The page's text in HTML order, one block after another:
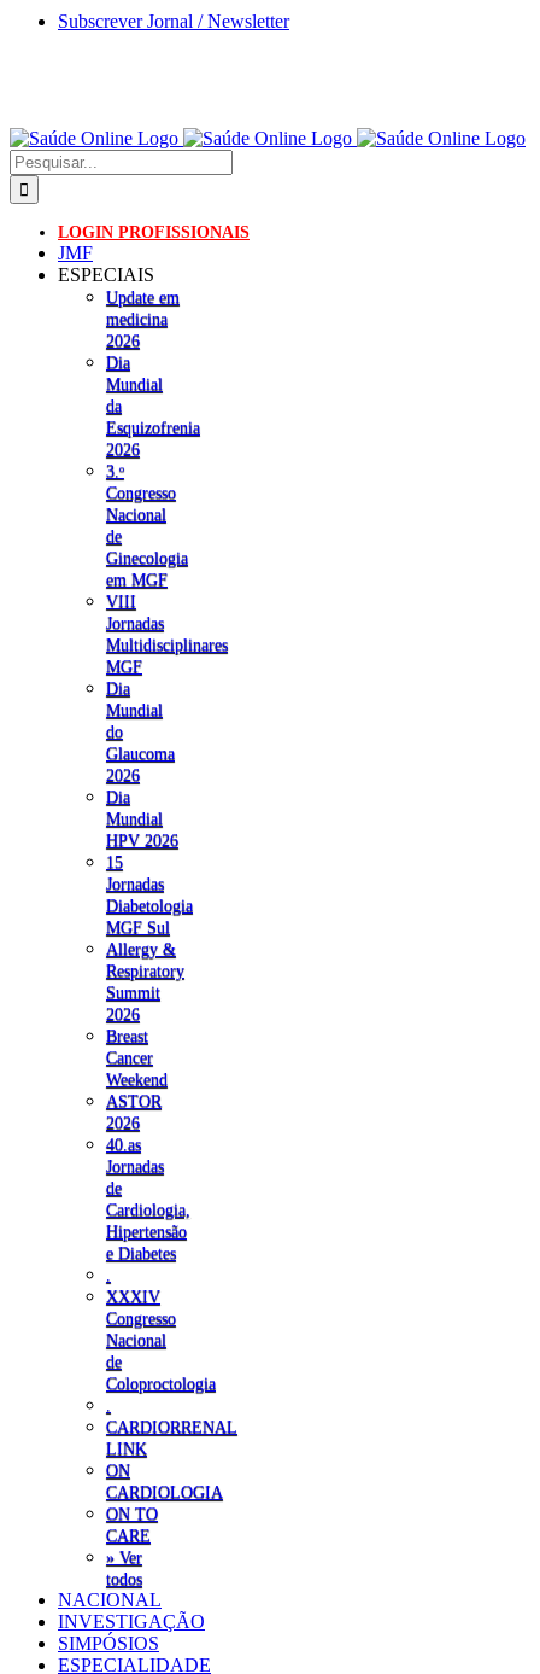
Skip
Subscrever Jornal / Newsletter
Pesquisar
LOGIN PROFISSIONAIS
JMF
ESPECIAIS
Update em
medicina
2026
Dia
Mundial
da
Esquizofrenia
2026
3.ᵒ
Congresso
Nacional
de
Ginecologia
em MGF
VIII
Jornadas
Multidisciplinares
MGF
Dia
Mundial
do
Glaucoma
2026
Dia
Mundial
HPV 2026
15
Jornadas
Diabetologia
MGF Sul
Allergy &
Respiratory
Summit
2026
Breast
Cancer
Weekend
ASTOR
2026
40.as
Jornadas
de
Cardiologia,
Hipertensão
e Diabetes
XXXIV
Congresso
Nacional
de
Coloproctologia
CARDIORRENAL
LINK
ON
CARDIOLOGIA
ON TO
CARE
» Ver
todos
NACIONAL
INVESTIGAÇÃO
SIMPÓSIOS
ESPECIALIDADE